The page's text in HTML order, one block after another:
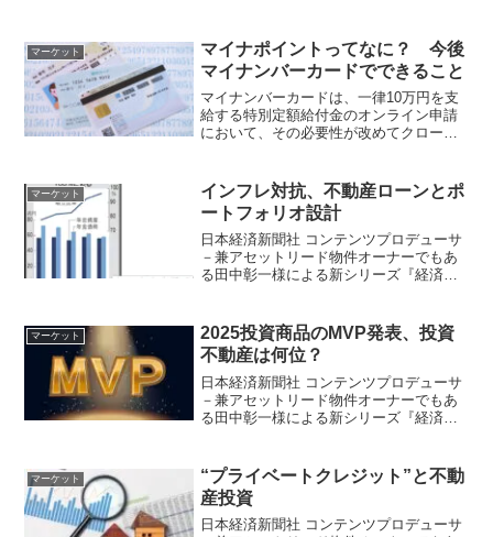
してちょっと違う角度から読み解く注目
企画です。
マーケット
マイナポイントってなに？ 今後
マイナンバーカードでできること
マイナンバーカードは、一律10万円を支
給する特別定額給付金のオンライン申請
において、その必要性が改めてクローズ
めに「マイナポイント事業」が開始され
ることをご存じで...
マーケット
インフレ対抗、不動産ローンとポ
ートフォリオ設計
日本経済新聞社 コンテンツプロデューサ
－兼アセットリード物件オーナーでもあ
る田中彰一様による新シリーズ『経済ニ
してちょっと違う角度から読み解く注目
企画です。
マーケット
2025投資商品のMVP発表、投資
不動産は何位？
日本経済新聞社 コンテンツプロデューサ
－兼アセットリード物件オーナーでもあ
る田中彰一様による新シリーズ『経済ニ
してちょっと違う角度から読み解く注目
企画です。
マーケット
“プライベートクレジット”と不動
産投資
日本経済新聞社 コンテンツプロデューサ